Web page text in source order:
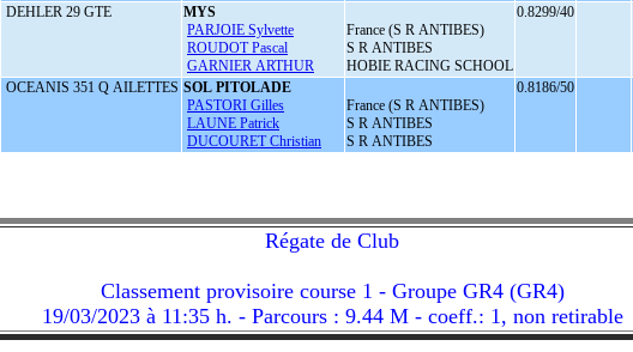
DEHLER 29 GTE
MYS
PARJOIE Sylvette
ROUDOT Pascal
GARNIER ARTHUR
France (S R ANTIBES)
S R ANTIBES
HOBIE RACING SCHOOL
0.8299/40
OCEANIS 351 Q AILETTES SOL PITOLADE
PASTORI Gilles
LAUNE Patrick
DUCOURET Christian
France (S R ANTIBES)
S R ANTIBES
S R ANTIBES
0.8186/50
Régate de Club
Classement provisoire course 1 - Groupe GR4 (GR4)
19/03/2023 à 11:35 h. - Parcours : 9.44 M - coeff.: 1, non retirable